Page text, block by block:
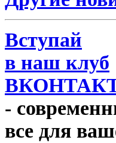
Вступай
в наш клуб
-
все для